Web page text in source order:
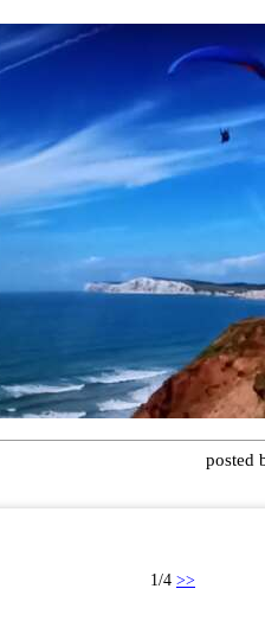
posted
1/4 >>